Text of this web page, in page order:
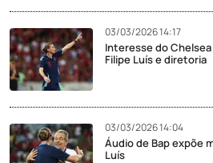
03/03/2026 14:17
Interesse do
Filipe Luís e diretoria
03/03/2026 14:04
Áudio de Bap expõe
Luís